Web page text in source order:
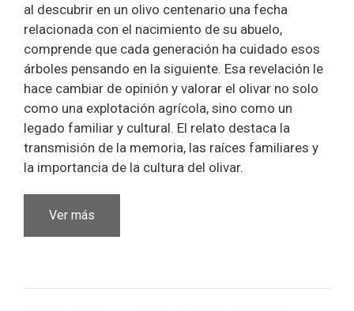
al descubrir en un olivo centenario una fecha
relacionada con el nacimiento de su abuelo,
comprende que cada generación ha cuidado esos
árboles pensando en la siguiente. Esa revelación le
hace cambiar de opinión y valorar el olivar no solo
como una explotación agrícola, sino como un
legado familiar y cultural. El relato destaca la
transmisión de la memoria, las raíces familiares y
la importancia de la cultura del olivar.
Ver más